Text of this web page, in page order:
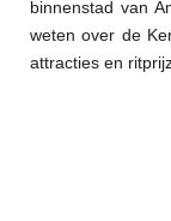
binnenstad van
weten over de
attracties en